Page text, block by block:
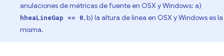
anulaciones de métricas de fuente en OSX y Windows: a)
hheaLineGap == 0, b) la altura de línea en OSX y Windows es la
misma.